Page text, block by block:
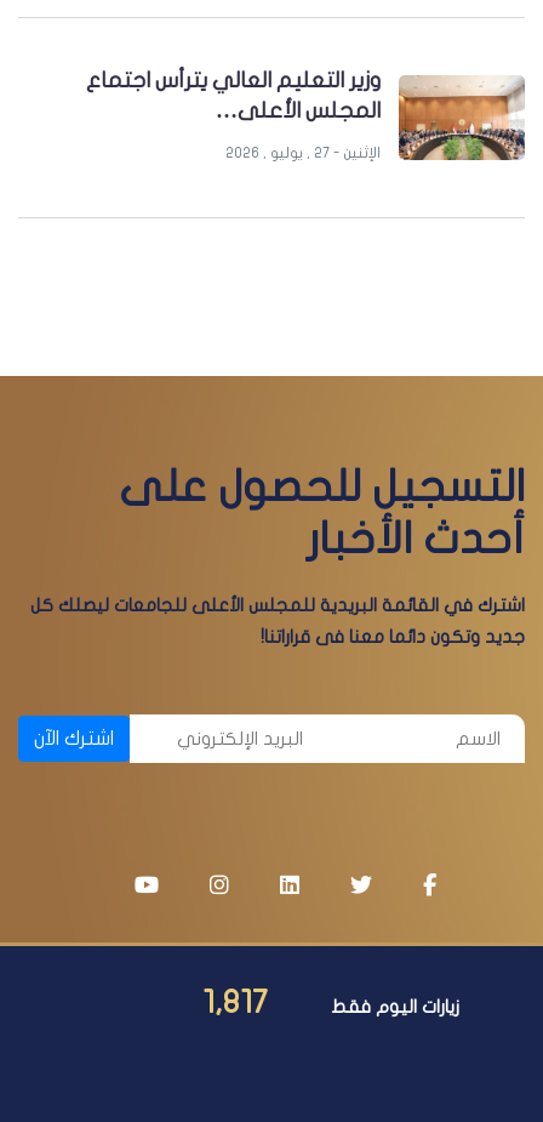
وزير التعليم العالي يترأس اجتماع
المجلس الأعلى…
الإثنين - 27 , يوليو , 2026
التسجيل للحصول على
أحدث الأخبار
اشترك في القائمة البريدية للمجلس الأعلى للجامعات ليصلك كل
جديد وتكون دائما معنا فى قراراتنا!
اشترك الآن
زيارات اليوم فقط 1,817